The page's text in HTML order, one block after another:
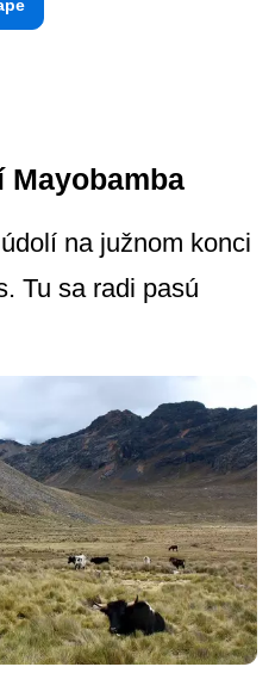
Mayobamba
na južnom konci
Tu sa radi pasú